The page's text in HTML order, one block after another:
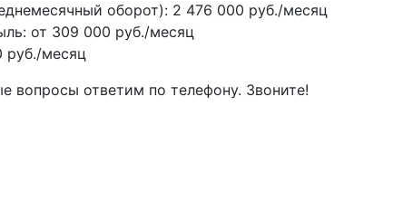
оборот): 2 476 000 руб./месяц
от 309 000 руб./месяц
руб./месяц
вопросы ответим по телефону. Звоните!